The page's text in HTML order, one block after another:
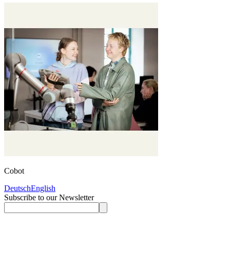
Cobot
DeutschEnglish
Subscribe to our Newsletter